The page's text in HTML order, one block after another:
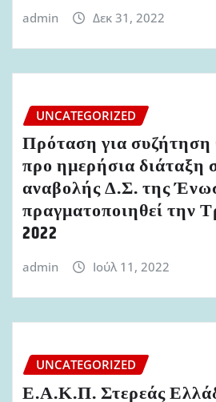
admin Δεκ 31, 2022
UNCATEGORIZED
Πρόταση για
προ ημερήσια διάταξη
αναβολής Δ.Σ. της
πραγματοποιηθεί την
2022
admin Ιούλ 11, 2022
UNCATEGORIZED
Ε.Α.Κ.Π. Στερεάς